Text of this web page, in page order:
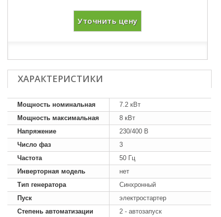
Уточнить цену
ХАРАКТЕРИСТИКИ
Мощность номинальная
7.2 кВт
Мощность максимальная
8 кВт
Напряжение
230/400 В
Число фаз
3
Частота
50 Гц
Инверторная модель
нет
Тип генератора
Синхронный
Пуск
электростартер
Степень автоматизации
2 - автозапуск